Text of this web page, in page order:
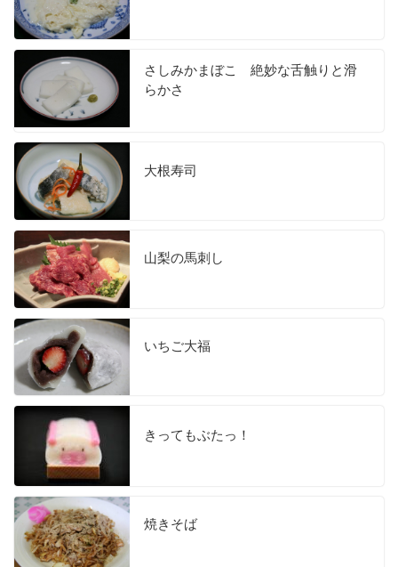
さしみかまぼこ 絶妙な舌触りと滑
らかさ
大根寿司
山梨の馬刺し
いちご大福
きってもぶたっ！
焼きそば